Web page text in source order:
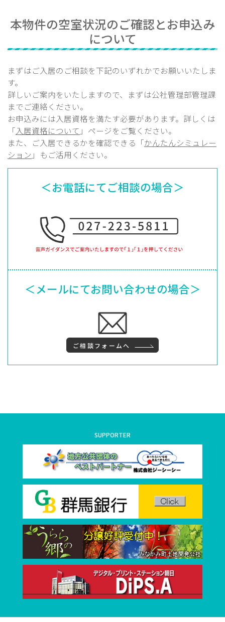
本物件の空室状況のご確認とお申込み
について
まずはご入居のご相談を下記のいずれかでお願いいたしま
す。
詳しいご案内をいたしますので、まずは公社管理部管理課
までご連絡ください。
お申込みには入居資格を満たす必要があります。詳しくは
「入居資格について 」ページをご覧ください。
また、ご入居できるかを確認できる「かんたんシミュレー
ション 」もご活用ください。
＜お電話にてご相談の場合＞
＜メールにてお問い合わせの場合＞
ご相談フォームへ
SUPPORTER